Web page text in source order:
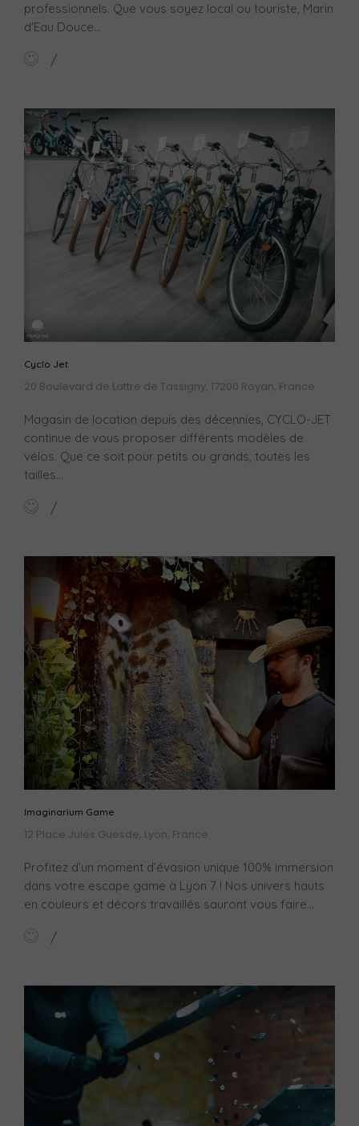
professionnels. Que vous soyez local ou touriste, Marin
d'Eau Douce...
Cyclo Jet
20 Boulevard de Lattre de Tassigny, 17200 Royan, France
Magasin de location depuis des décennies, CYCLO-JET
continue de vous proposer différents modèles de
vélos. Que ce soit pour petits ou grands, toutes les
tailles...
Imaginarium Game
12 Place Jules Guesde, Lyon, France
Profitez d’un moment d’évasion unique 100% immersion
dans votre escape game à Lyon 7 ! Nos univers hauts
en couleurs et décors travaillés sauront vous faire...